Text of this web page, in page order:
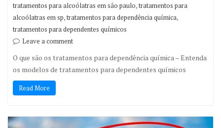
tratamentos para alcoólatras em são paulo,tratamentos para
alcoólatras em sp,tratamentos para dependência química,
tratamentos para dependentes químicos
Leave a comment
O que são os tratamentos para dependência química – Entenda
os modelos de tratamentos para dependentes químicos
Read More